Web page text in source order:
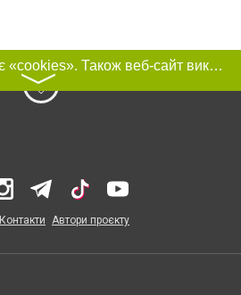
Цей сайт використовує «cookies». Також веб-сайт використовує інтернет-сервіс для збору технічних даних стосовно відвідувачів з метою отримання маркетингової та статистичної інформації. Умови обробки даних відвідувачів сайту див.
〉
Контакти Автори проєкту